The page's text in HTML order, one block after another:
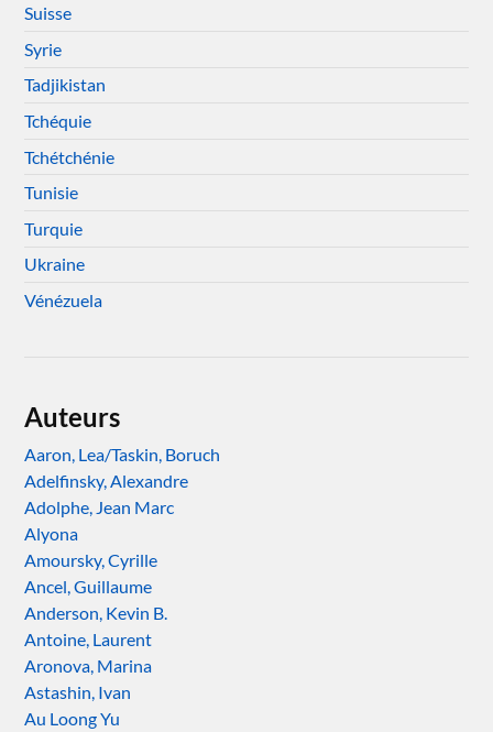
Suisse
Syrie
Tadjikistan
Tchéquie
Tchétchénie
Tunisie
Turquie
Ukraine
Vénézuela
Auteurs
Aaron, Lea/Taskin, Boruch
Adelfinsky, Alexandre
Adolphe, Jean Marc
Alyona
Amoursky, Cyrille
Ancel, Guillaume
Anderson, Kevin B.
Antoine, Laurent
Aronova, Marina
Astashin, Ivan
Au Loong Yu